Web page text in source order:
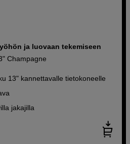
ja luovaan tekemiseen
Champagne
13" kannettavalle tietokoneelle
jakajilla